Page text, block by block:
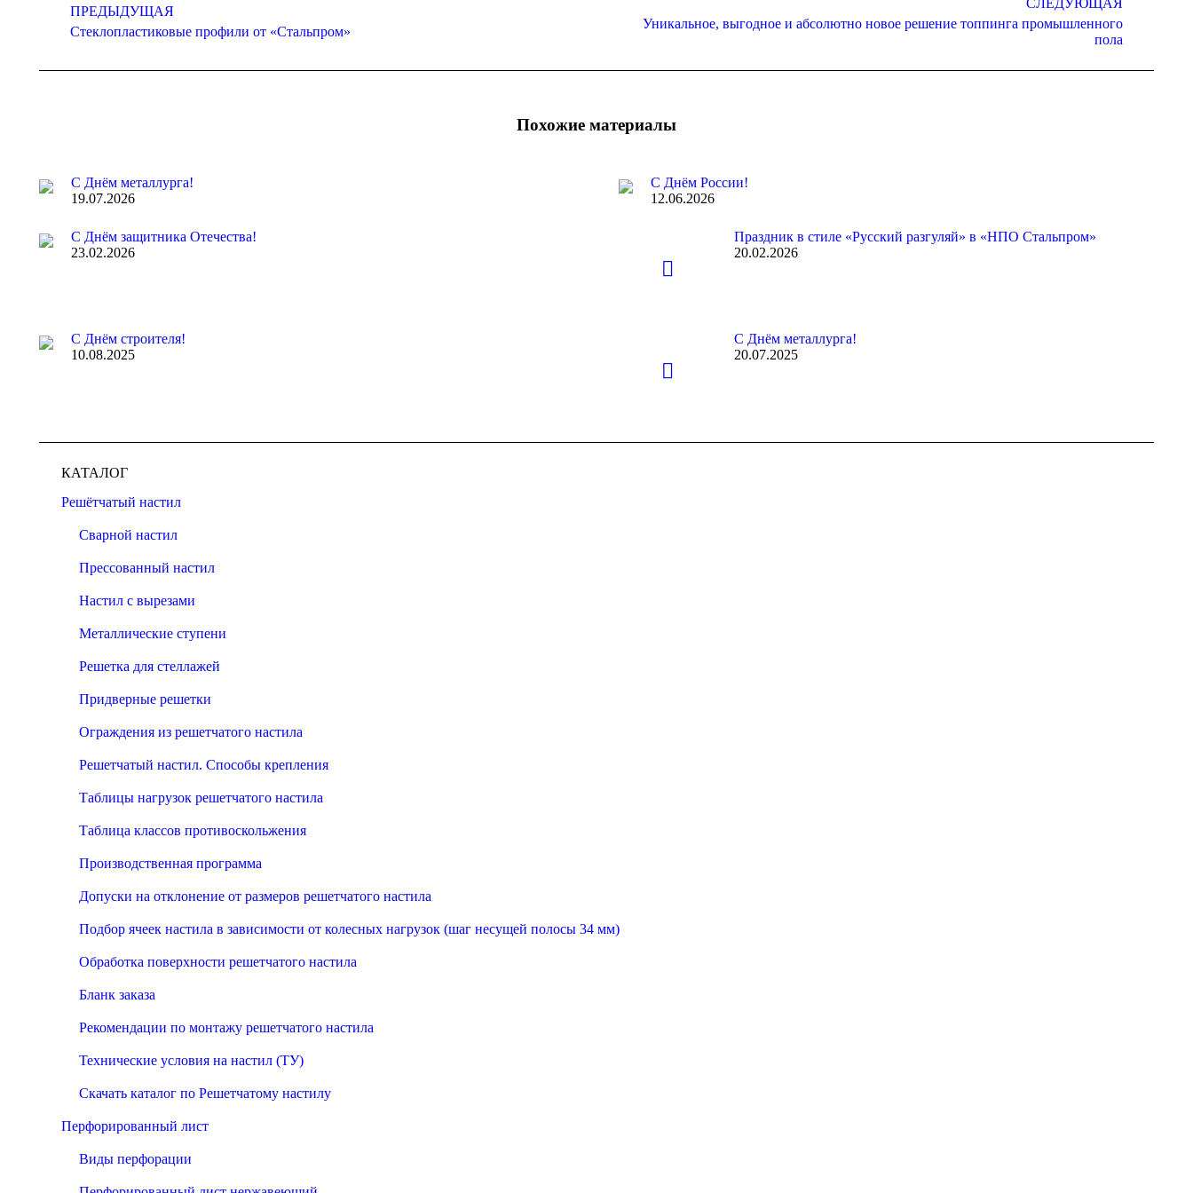
записям
ПРЕДЫДУЩАЯ
Предыдущая
Стеклопластиковые профили от «Стальпром»
СЛЕДУЮЩАЯ
Следующая
Уникальное, выгодное и абсолютно новое решение топпинга промышленного
пола
Похожие материалы
С Днём металлурга!
19.07.2026
С Днём России!
12.06.2026
С Днём защитника Отечества!
23.02.2026
Праздник в стиле «Русский разгуляй» в «НПО Стальпром»
20.02.2026
С Днём строителя!
10.08.2025
С Днём металлурга!
20.07.2025
КАТАЛОГ
Решётчатый настил
Сварной настил
Прессованный настил
Настил с вырезами
Металлические ступени
Решетка для стеллажей
Придверные решетки
Ограждения из решетчатого настила
Решетчатый настил. Способы крепления
Таблицы нагрузок решетчатого настила
Таблица классов противоскольжения
Производственная программа
Допуски на отклонение от размеров решетчатого настила
Подбор ячеек настила в зависимости от колесных нагрузок (шаг несущей полосы 34 мм)
Обработка поверхности решетчатого настила
Бланк заказа
Рекомендации по монтажу решетчатого настила
Технические условия на настил (ТУ)
Скачать каталог по Решетчатому настилу
Перфорированный лист
Виды перфорации